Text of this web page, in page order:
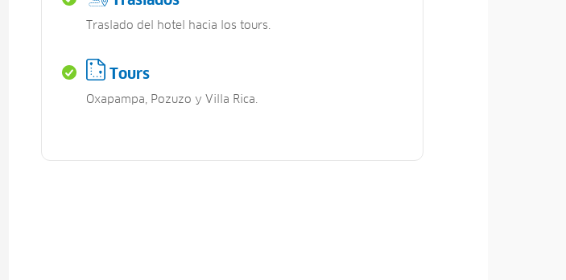
Traslado del hotel hacia los tours.
Tours
Oxapampa, Pozuzo y Villa Rica.